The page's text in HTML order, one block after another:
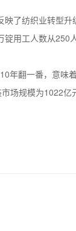
了纺织业转型
工人数从250
翻一番，意
场规模为1022